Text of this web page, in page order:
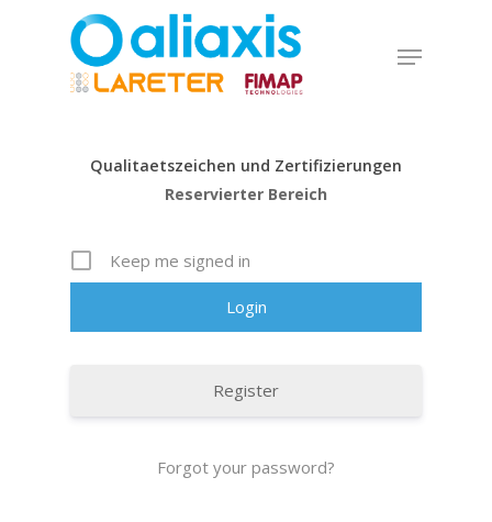
Menu
Qualitaetszeichen und Zertifizierungen
Reservierter Bereich
Keep me signed in
Register
Forgot your password?